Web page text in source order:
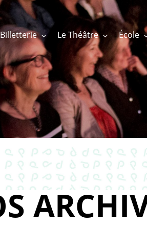
Billetterie Le Théâtre École